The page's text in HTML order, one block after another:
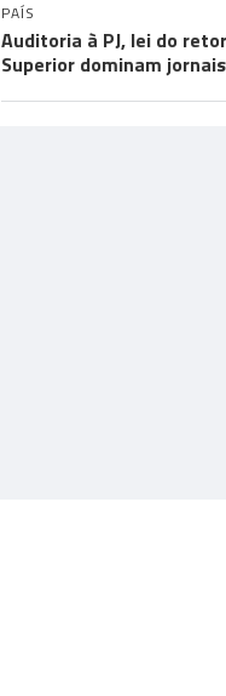
PAÍS
Auditoria à PJ, lei do
Superior dominam jornais